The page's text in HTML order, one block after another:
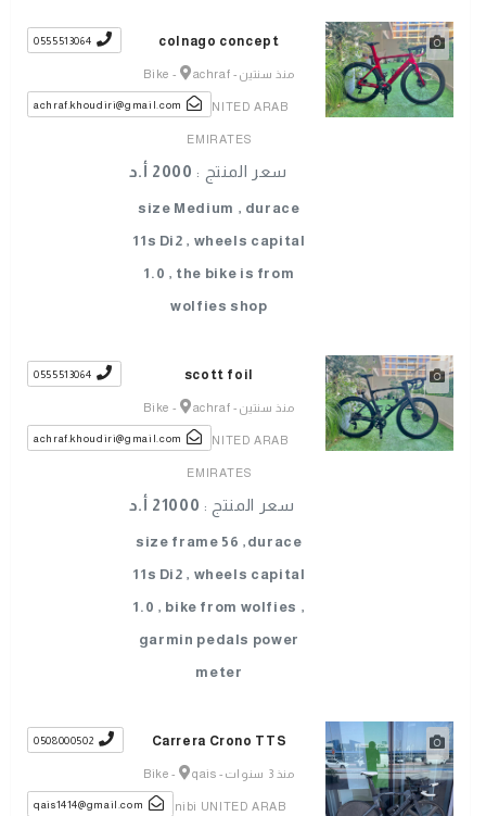
colnago concept
منذ سنتين -
Bike - achraf
khoudiri UNITED ARAB
EMIRATES
سعر المنتج :
size Medium , durace
11s Di2 , wheels capital
1.0 , the bike is from
wolfies shop
0555513064
achraf.khoudiri@gmail.com
scott foil
منذ سنتين -
Bike - achraf
khoudiri UNITED ARAB
EMIRATES
سعر المنتج :
size frame 56 ,durace
11s Di2 , wheels capital
1.0 , bike from wolfies ,
garmin pedals power
meter
0555513064
achraf.khoudiri@gmail.com
Carrera Crono TTS
منذ 3 سنوات -
Bike- qais
Aljenibi UNITED ARAB
0508000502
qais1414@gmail.com